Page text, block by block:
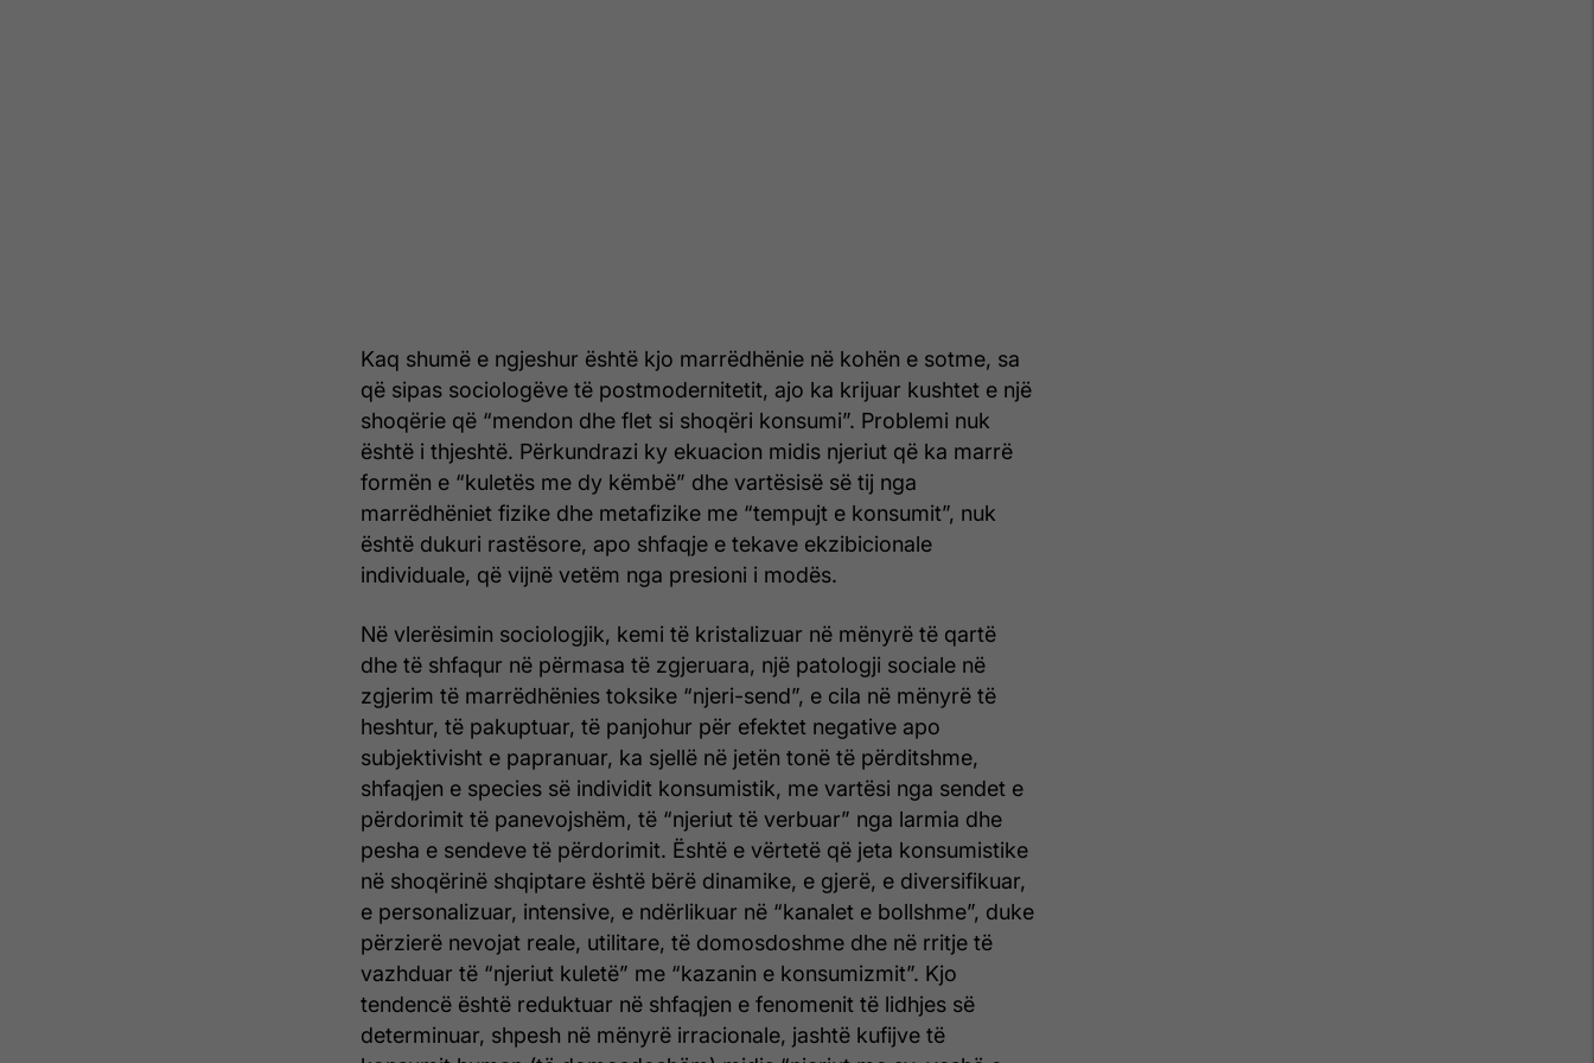
Kaq shumë e ngjeshur është kjo marrëdhënie në kohën e sotme, sa
që sipas sociologëve të postmodernitetit, ajo ka krijuar kushtet e një
shoqërie që “mendon dhe flet si shoqëri konsumi”. Problemi nuk
është i thjeshtë. Përkundrazi ky ekuacion midis njeriut që ka marrë
formën e “kuletës me dy këmbë” dhe vartësisë së tij nga
marrëdhëniet fizike dhe metafizike me “tempujt e konsumit”, nuk
është dukuri rastësore, apo shfaqje e tekave ekzibicionale
individuale, që vijnë vetëm nga presioni i modës.
Në vlerësimin sociologjik, kemi të kristalizuar në mënyrë të qartë
dhe të shfaqur në përmasa të zgjeruara, një patologji sociale në
zgjerim të marrëdhënies toksike “njeri-send”, e cila në mënyrë të
heshtur, të pakuptuar, të panjohur për efektet negative apo
subjektivisht e papranuar, ka sjellë në jetën tonë të përditshme,
shfaqjen e species së individit konsumistik, me vartësi nga sendet e
përdorimit të panevojshëm, të “njeriut të verbuar” nga larmia dhe
pesha e sendeve të përdorimit. Është e vërtetë që jeta konsumistike
në shoqërinë shqiptare është bërë dinamike, e gjerë, e diversifikuar,
e personalizuar, intensive, e ndërlikuar në “kanalet e bollshme”, duke
përzierë nevojat reale, utilitare, të domosdoshme dhe në rritje të
vazhduar të “njeriut kuletë” me “kazanin e konsumizmit”. Kjo
tendencë është reduktuar në shfaqjen e fenomenit të lidhjes së
determinuar, shpesh në mënyrë irracionale, jashtë kufijve të